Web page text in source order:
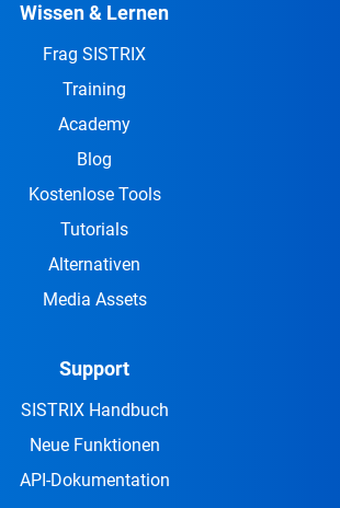
Wissen & Lernen
Frag SISTRIX
Training
Academy
Blog
Kostenlose Tools
Tutorials
Alternativen
Media Assets
Support
SISTRIX Handbuch
Neue Funktionen
API-Dokumentation